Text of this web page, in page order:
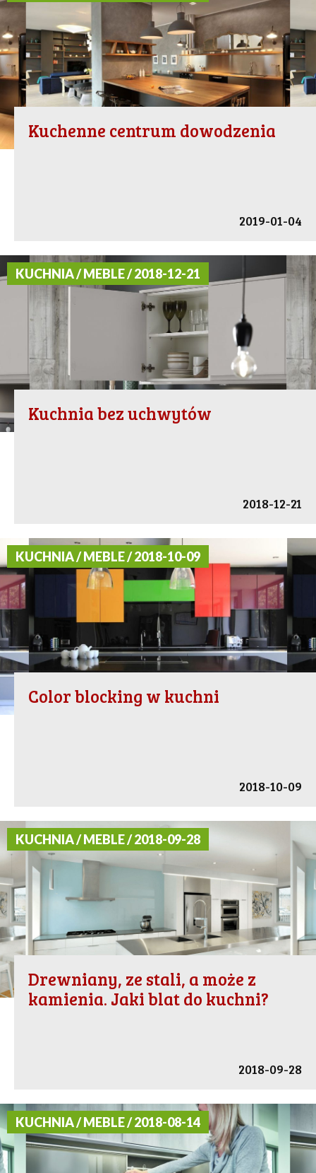
Kuchenne centrum dowodzenia
2019-01-04
KUCHNIA / MEBLE / 2018-12-21
Kuchnia bez uchwytów
2018-12-21
KUCHNIA / MEBLE / 2018-10-09
Color blocking w kuchni
2018-10-09
KUCHNIA / MEBLE / 2018-09-28
Drewniany, ze stali, a może z
kamienia. Jaki blat do kuchni?
2018-09-28
KUCHNIA / MEBLE / 2018-08-14